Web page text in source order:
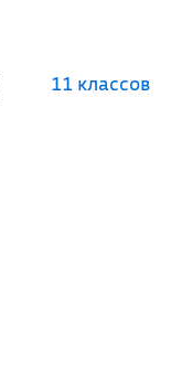
11 классов